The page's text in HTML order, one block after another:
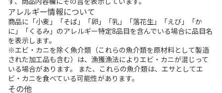
アレルギー情報について
商品に「小麦」「そば」「卵」「乳」「落花生」「えび」「か
に」「くるみ」のアレルギー特定8品目を含んでいる場合に品目名
を表示します。
※エビ・カニを除く魚介類（これらの魚介類を原材料として製造
された加工品も含む）は、漁獲漁法によりエビ・カニが混じって
いる場合があります。 また、これらの魚介類は、エサとしてエ
ビ・カニを食べている可能性があります。
その他